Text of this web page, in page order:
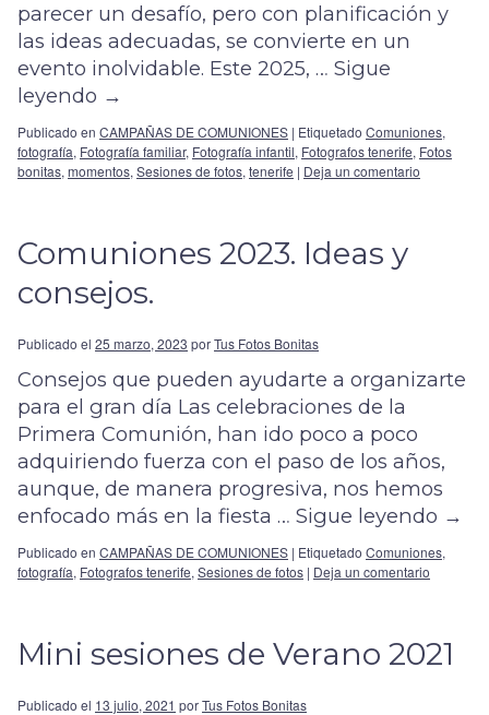
parecer un desafío, pero con planificación y
las ideas adecuadas, se convierte en un
evento inolvidable. Este 2025, … Sigue
leyendo →
Publicado en CAMPAÑAS DE COMUNIONES | Etiquetado Comuniones,
fotografía, Fotografía familiar, Fotografía infantil, Fotografos tenerife, Fotos
bonitas, momentos, Sesiones de fotos, tenerife | Deja un comentario
Comuniones 2023. Ideas y
consejos.
Publicado el 25 marzo, 2023 porTus Fotos Bonitas
Consejos que pueden ayudarte a organizarte
para el gran día Las celebraciones de la
Primera Comunión, han ido poco a poco
adquiriendo fuerza con el paso de los años,
aunque, de manera progresiva, nos hemos
enfocado más en la fiesta … Sigue leyendo →
Publicado en CAMPAÑAS DE COMUNIONES | Etiquetado Comuniones,
fotografía, Fotografos tenerife, Sesiones de fotos | Deja un comentario
Mini sesiones de Verano 2021
Publicado el 13 julio, 2021 porTus Fotos Bonitas